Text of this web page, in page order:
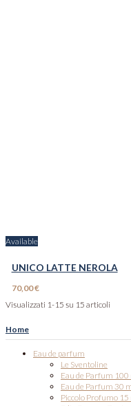
Available
UNICO LATTE NEROLA
70,00 €
Visualizzati 1-15 su 15 articoli
Home
Eau de parfum
Le Sventoline
Eau de Parfum 100
Eau de Parfum 30
Piccolo Profumo 15